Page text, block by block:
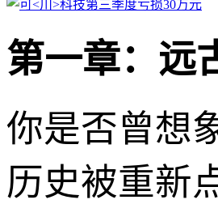
第一章：
你是否曾想
历史被重新